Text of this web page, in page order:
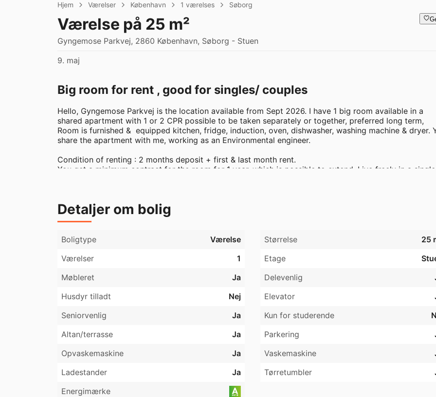
Hjem Værelser København 1 værelses Søborg
Værelse på 25 m²
Gyngemose Parkvej, 2860 København, Søborg - Stuen
9. maj
Big room for rent , good for singles/ couples
Hello, Gyngemose Parkvej is the location available from Sept 2026. I have 1 big room available in a
shared apartment with 1 or 2 CPR possible to be taken separately or together, preferred long term,
Room is furnished &  equipped kitchen, fridge, induction, oven, dishwasher, washing machine & dryer.
share the apartment with me, working as an Environmental engineer.
Condition of renting : 2 months deposit + first & last month rent.
You get a minimum contract for the room for 1 year, which is possible to extend. Live freely in a
Detaljer om bolig
Boligtype Værelse Størrelse
25
Værelser
1 Etage
Møbleret
Ja Delevenlig
Husdyr tilladt
Nej Elevator
Seniorvenlig
Ja Kun for studerende
Altan/terrasse
Ja Parkering
Opvaskemaskine
Ja Vaskemaskine
Ladestander
Ja Tørretumbler
Energimærke